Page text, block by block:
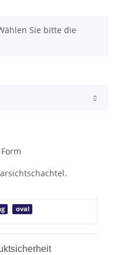
Sie bitte die
oval